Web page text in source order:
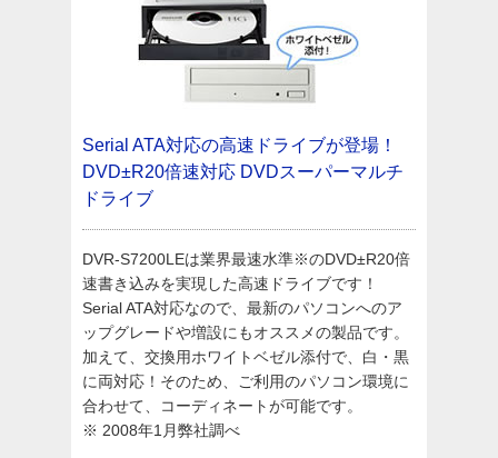
Serial ATA対応の高速ドライブが登場！
DVD±R20倍速対応 DVDスーパーマルチ
ドライブ
DVR-S7200LEは業界最速水準※のDVD±R20倍
速書き込みを実現した高速ドライブです！
Serial ATA対応なので、最新のパソコンへのア
ップグレードや増設にもオススメの製品です。
加えて、交換用ホワイトベゼル添付で、白・黒
に両対応！そのため、ご利用のパソコン環境に
合わせて、コーディネートが可能です。
※ 2008年1月弊社調べ